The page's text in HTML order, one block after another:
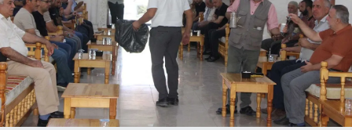
Gündem
İlim & İrfan
Kültür & Sanat